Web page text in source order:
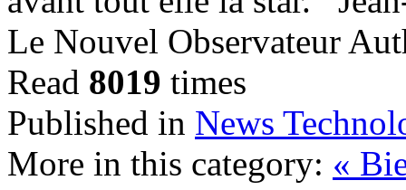
Le Nouvel Observateur
Read 8019 times
Published in News
More in this category: «